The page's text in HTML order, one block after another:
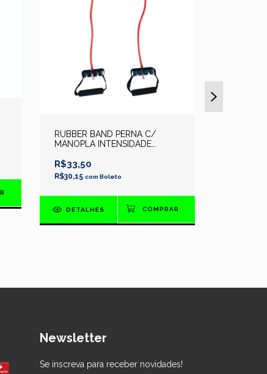
RUBBER BAND PERNA C/
MANOPLA INTENSIDADE
R$33,50
R$30,15 com Boleto
DETALHES
Newsletter
Se inscreva para receber novidades!